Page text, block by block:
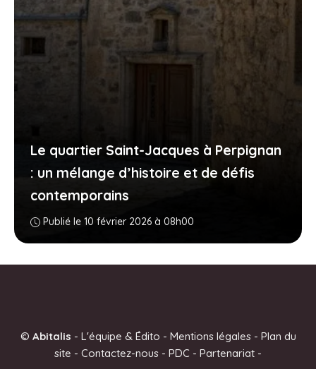
Le quartier Saint-Jacques à Perpignan
: un mélange d’histoire et de défis
contemporains
Publié le 10 février 2026 à 08h00
© Abitalis - L'équipe & Édito - Mentions légales- Plan du
site - Contactez-nous - PDC - Partenariat -